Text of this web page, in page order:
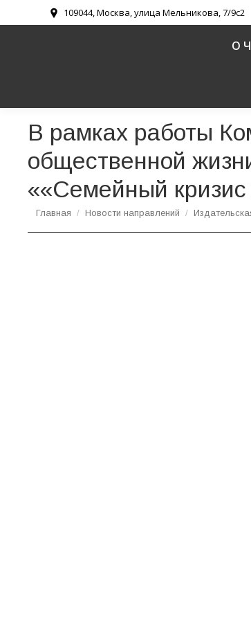
109044, Москва, улица Мельникова, 7/9с2
О
В рамках работы
общественной
««Семейный
Вы здесь:
Главная Новости направлений